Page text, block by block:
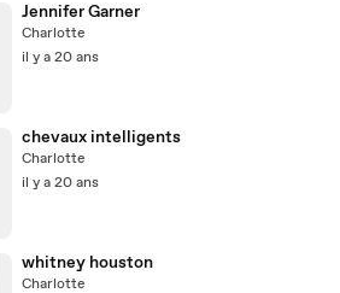
Jennifer Garner
Charlotte
il y a 20 ans
chevaux intelligents
Charlotte
il y a 20 ans
whitney houston
Charlotte